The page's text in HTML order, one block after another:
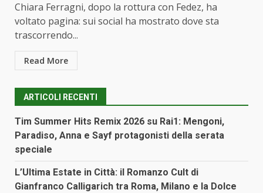
Chiara Ferragni, dopo la rottura con Fedez, ha
voltato pagina: sui social ha mostrato dove sta
trascorrendo...
Read More
ARTICOLI RECENTI
Tim Summer Hits Remix 2026 su Rai1: Mengoni,
Paradiso, Anna e Sayf protagonisti della serata
speciale
L’Ultima Estate in Città: il Romanzo Cult di
Gianfranco Calligarich tra Roma, Milano e la Dolce